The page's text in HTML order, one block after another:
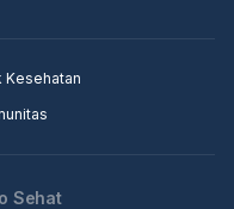
Kesehatan
Sehat